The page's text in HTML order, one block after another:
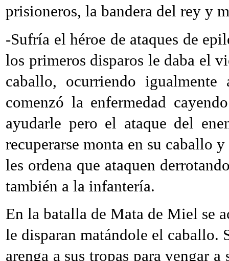
prisioneros, la bandera del rey y
-Sufría el héroe de ataques de
los primeros disparos le daba el
caballo, ocurriendo
comenzó la enfermedad
ayudarle pero el ataque del
recuperarse monta en su caballo
les ordena que ataquen
también a la infantería.
En la batalla de Mata de Miel se
le disparan matándole el caballo.
arenga a sus tropas para vengar